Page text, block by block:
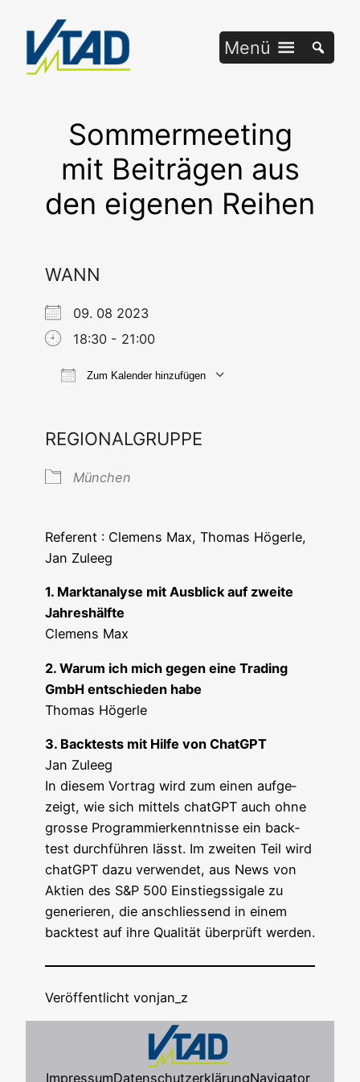
springen
Menü
Sommermeeting
mit Beiträgen aus
den eigenen Reihen
WANN
09. 08 2023
18:30 - 21:00
Zum Kalender hinzufügen
REGIONALGRUPPE
Mün­chen
Refe­rent : Cle­mens Max, Tho­mas Höger­le,
Jan Zuleeg
1. Markt­ana­ly­se mit Aus­blick auf zwei­te
Jahreshälfte
Cle­mens Max
2. War­um ich mich gegen eine Tra­ding
GmbH ent­schie­den habe
Tho­mas Högerle
3. Back­tests mit Hil­fe von ChatGPT
Jan Zuleeg
In die­sem Vor­trag wird zum einen auf­ge­
zeigt, wie sich mit­tels chatGPT auch ohne
gros­se Pro­gram­mier­kennt­nis­se ein back­
test durch­füh­ren lässt. Im zwei­ten Teil wird
chatGPT dazu ver­wen­det, aus News von
Akti­en des S&P 500 Ein­stiegs­sig­ale zu
gene­rie­ren, die anschlies­send in einem
back­test auf ihre Qua­li­tät über­prüft werden.
Veröffentlicht vonjan_z
ImpressumDatenschutzerklärungNavigator